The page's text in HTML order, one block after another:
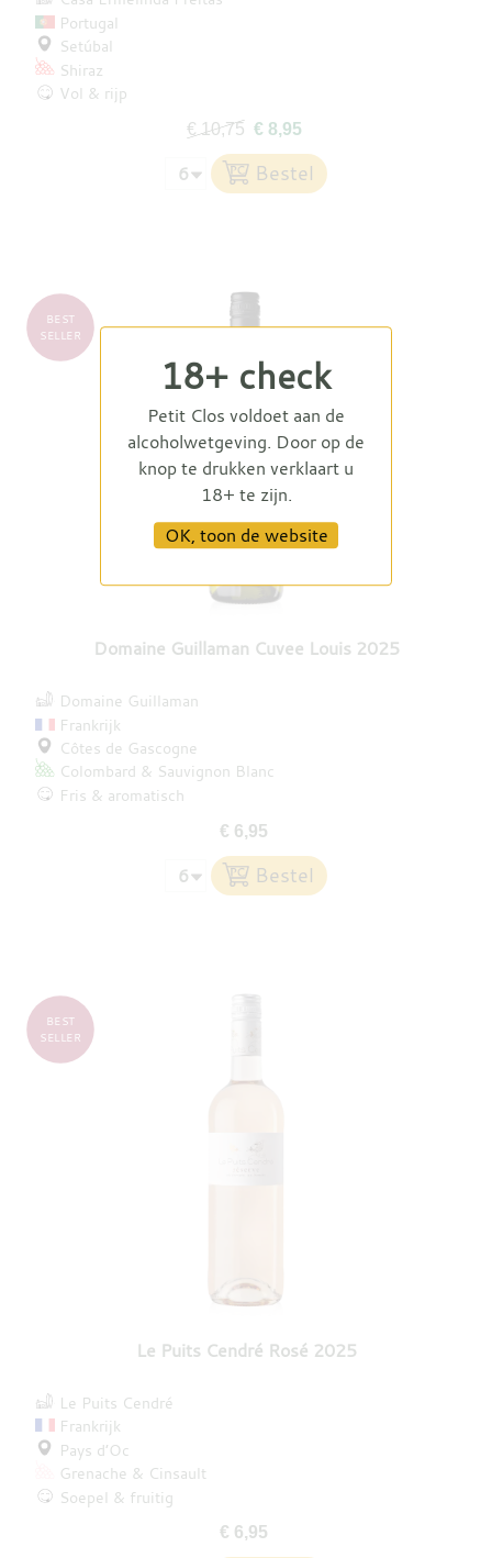
Portugal
Setúbal
Shiraz
Vol & rijp
€ 10,75 € 8,95
Domaine Guillaman Cuvee Louis 2025
BEST
SELLER
Domaine Guillaman
Frankrijk
Côtes de Gascogne
Colombard
Sauvignon Blanc
Fris & aromatisch
€ 6,95
Le Puits Cendré Rosé 2025
BEST
SELLER
Le Puits Cendré
Frankrijk
Pays d’Oc
Grenache
Cinsault
Soepel & fruitig
€ 6,95
18+ check
Petit Clos voldoet aan de
alcoholwetgeving. Door op de
knop te drukken verklaart u
18+ te zijn.
OK, toon de website